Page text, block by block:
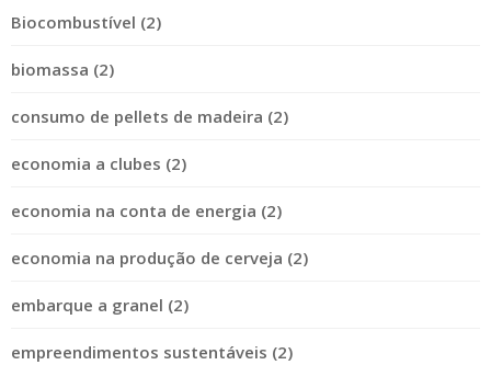
Biocombustível (2)
biomassa (2)
consumo de pellets de madeira (2)
economia a clubes (2)
economia na conta de energia (2)
economia na produção de cerveja (2)
embarque a granel (2)
empreendimentos sustentáveis (2)